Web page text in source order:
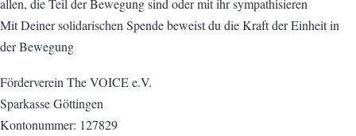
Mit Deiner solidarischen Spende beweist du die Kraft der Einheit in
der Bewegung
Förderverein The VOICE e.V.
Sparkasse Göttingen
Kontonummer: 127829